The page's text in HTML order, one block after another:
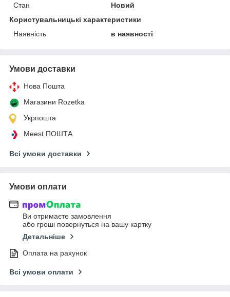
Стан
Новий
Користувальницькі характеристики
Наявність
в наявності
Умови доставки
Нова Пошта
Магазини Rozetka
Укрпошта
Meest ПОШТА
Всі умови доставки
Умови оплати
Ви отримаєте замовлення
або гроші повернуться на вашу картку
Детальніше
Оплата на рахунок
Всі умови оплати